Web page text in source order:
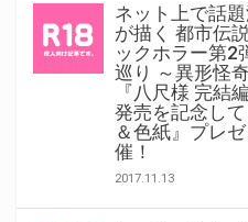
ネット上で話
が描く 都市伝
ックホラー第2
巡り ～異形怪
『八尺様 完結
発売を記念し
＆色紙』プレ
催！
2017.11.13